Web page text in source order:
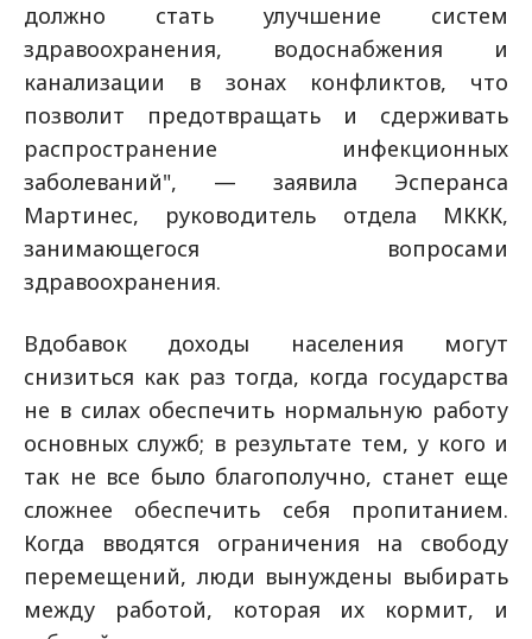
должно стать улучшение систем
здравоохранения, водоснабжения и
канализации в зонах конфликтов, что
позволит предотвращать и сдерживать
распространение инфекционных
заболеваний", — заявила Эсперанса
Мартинес, руководитель отдела МККК,
занимающегося вопросами
здравоохранения.
Вдобавок доходы населения могут
снизиться как раз тогда, когда государства
не в силах обеспечить нормальную работу
основных служб; в результате тем, у кого и
так не все было благополучно, станет еще
сложнее обеспечить себя пропитанием.
Когда вводятся ограничения на свободу
перемещений, люди вынуждены выбирать
между работой, которая их кормит, и